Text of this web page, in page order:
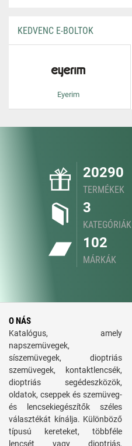
KEDVENC E-BOLTOK
Eyerim
20290
TERMÉKEK
3
KATEGÓRIÁK
102
MÁRKÁK
O NÁS
Katalógus, amely
napszemüvegek,
síszemüvegek, dioptriás
szemüvegek, kontaktlencsék,
dioptriás segédeszközök,
oldatok, cseppek és szemüveg-
és lencsekiegészítők széles
választékát kínálja. Különböző
típusú kereteket, többféle
lencsét vagy dioptriás,